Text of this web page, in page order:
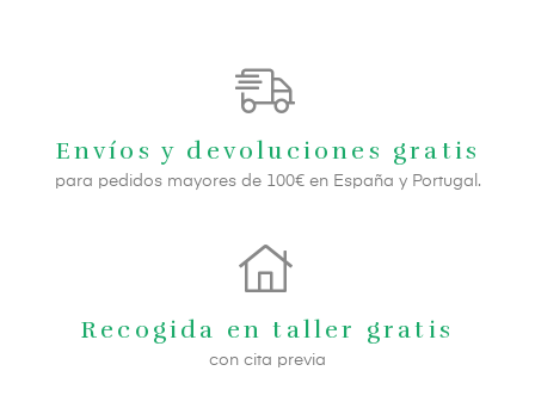
Envíos y devoluciones gratis
para pedidos mayores de 100€ en España y Portugal.
Recogida en taller gratis
con cita previa